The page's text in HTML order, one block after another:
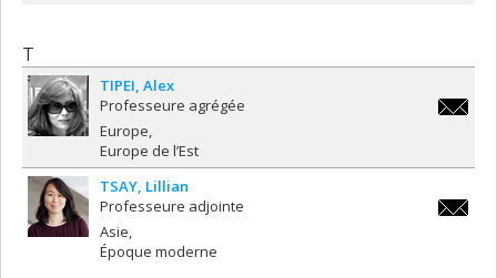
T
TIPEI Alex
Professeure agrégée
Europe
Europe de l’Est
TSAY Lillian
Professeure adjointe
Asie
Époque moderne